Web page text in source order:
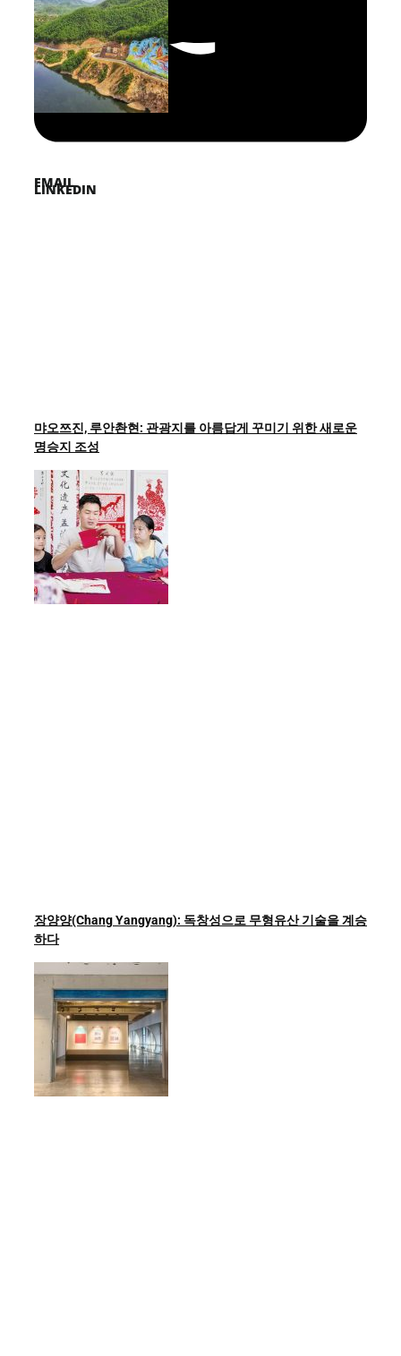
FACEBOOK
PINTEREST
TWITTER
LINKEDIN
EMAIL
먀오쯔진, 루안촨현: 관광지를 아름답게 꾸미기 위한 새로운
명승지 조성
장양양(Chang Yangyang): 독창성으로 무형유산 기술을 계승
하다